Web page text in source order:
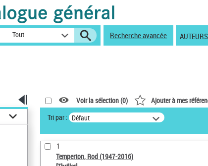
Tout Recherche avancée
Voir la sélection (0) Ajouter à mes
Tri par : Défaut
1
Temperton, Rod (1947-2016)